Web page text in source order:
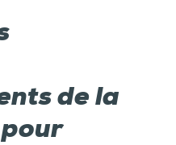
de la